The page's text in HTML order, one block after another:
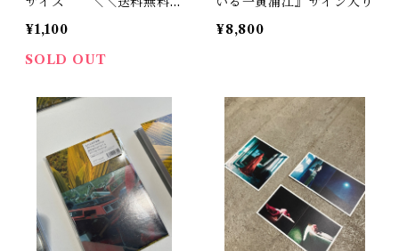
／
¥1,100
SOLD OUT
¥8,800